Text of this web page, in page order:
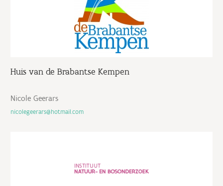
Huis van de Brabantse Kempen
Nicole Geerars
nicolegeerars@hotmail.com